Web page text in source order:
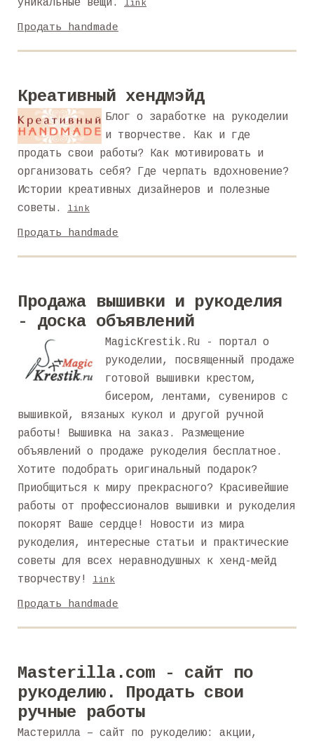
уникальные вещи. link
Продать handmade
Креативный хендмэйд
Блог о заработке на рукоделии
и творчестве. Как и где
продать свои работы? Как мотивировать и
организовать себя? Где черпать вдохновение?
Истории креативных дизайнеров и полезные
советы.
link
Продать handmade
Продажа вышивки и рукоделия
- доска объявлений
MagicKrestik.Ru - портал о
рукоделии, посвященный продаже
готовой вышивки крестом,
бисером, лентами, сувениров с
вышивкой, вязаных кукол и другой ручной
работы! Вышивка на заказ. Размещение
объявлений о продаже рукоделия бесплатное.
Хотите подобрать оригинальный подарок?
Приобщиться к миру прекрасного? Красивейшие
работы от профессионалов вышивки и рукоделия
покорят Ваше сердце! Новости из мира
рукоделия, интересные статьи и практические
советы для всех неравнодушных к хенд-мейд
творчеству!
link
Продать handmade
Masterilla.com - сайт по
рукоделию. Продать свои
ручные работы
Мастерилла – сайт по рукоделию: акции,